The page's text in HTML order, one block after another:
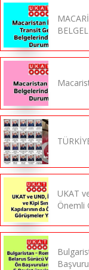
UKAT
Önemli